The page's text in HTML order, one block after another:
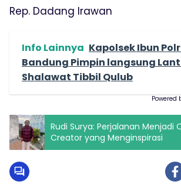
Rep. Dadang Irawan
Info Lainnya Kapolsek Ibun
Bandung Pimpin langsung
Shalawat Tibbil Qulub
Powered
Rudi Surya: Perjalanan Menjadi
Creator yang Menginspirasi